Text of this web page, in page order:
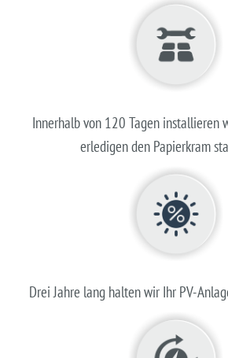
Innerhalb von 120 Tagen installieren
erledigen den Papierkram
Drei Jahre lang halten wir Ihr PV-